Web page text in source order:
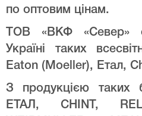
по оптовим цінам.
ТОВ «ВКФ «Север»
Україні таких
Eaton (Moeller), Етал,
З продукцією таких
ЕТАЛ, CHINT,